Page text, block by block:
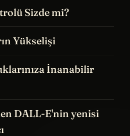
Sizde mi?
Yükselişi
İnanabilir
DALL-E'nin yenisi